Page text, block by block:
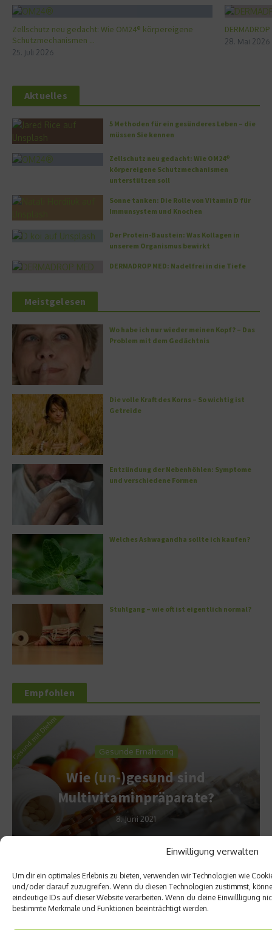
Einwilligung verwalten
Um dir ein optimales Erlebnis zu bieten, verwenden wir Technologien wie
und/oder darauf zuzugreifen. Wenn du diesen Technologien zustimmst,
eindeutige IDs auf dieser Website verarbeiten. Wenn du deine Einwillligung
bestimmte Merkmale und Funktionen beeinträchtigt werden.
Zellschutz neu gedacht: Wie OM24® körpereigene
Schutzmechanismen ...
25. Juli 2026
28. Mai 2026
Aktuelles
5 Methoden für ein gesünderes Leben – die
müssen Sie kennen
Zellschutz neu gedacht: Wie OM24®
körpereigene Schutzmechanismen
unterstützen soll
Sonne tanken: Die Rolle von Vitamin D für
Immunsystem und Knochen
Der Protein-Baustein: Was Kollagen in
unserem Organismus bewirkt
DERMADROP MED: Nadelfrei in die Tiefe
Meistgelesen
Wo habe ich nur wieder meinen Kopf? – Das
Problem mit dem Gedächtnis
Die volle Kraft des Korns – So wichtig ist
Getreide
Entzündung der Nebenhöhlen: Symptome
und verschiedene Formen
Welches Ashwagandha sollte ich kaufen?
Stuhlgang – wie oft ist eigentlich normal?
Empfohlen
Gesunde Ernährung
Wie (un-)gesund sind
Multivitaminpräparate?
8. Juni 2021